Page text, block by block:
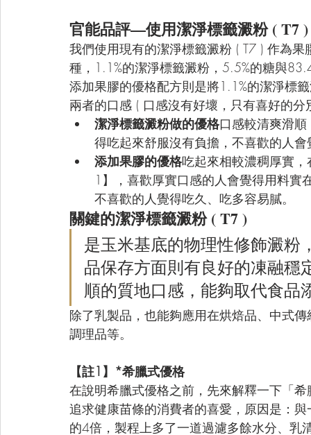
官能品評—使用潔淨標籤澱粉 ( T7
我們使用現有的潔淨標籤澱粉 ( T7 ) 作為
種，1.1%的潔淨標籤澱粉，5.5%的糖與
添加果膠的優格配方則是將1.1%的潔淨標
兩者的口感 ( 口感沒有好壞，只有喜好的分
潔淨標籤澱粉做的優格口感較清爽滑
得吃起來舒服沒有負擔，不喜歡的人
添加果膠的優格吃起來相較濃稠厚實
1】，喜歡厚實口感的人會覺得用料實
不喜歡的人覺得吃久、吃多容易膩。
關鍵的潔淨標籤澱粉 ( T7 )
是玉米基底的物理性修飾澱粉
品保存方面則有良好的凍融穩
順的質地口感，能夠取代食品
除了乳製品，也能夠應用在烘焙品、中式
調理品等。
【註1】*希臘式優格
在說明希臘式優格之前，先來解釋一下「
追求健康苗條的消費者的喜愛，原因是：
的4倍，製程上多了一道過濾多餘水分、乳